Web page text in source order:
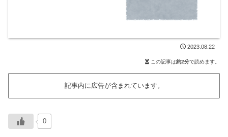
2023.08.22
この記事は約2分で読めます。
記事内に広告が含まれています。
0